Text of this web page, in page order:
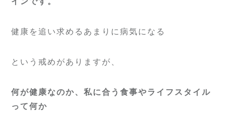
健康を追い求めるあまりに病気になる
という戒めがありますが、
何が健康なのか、私に合う食事やライフスタイル
って何か